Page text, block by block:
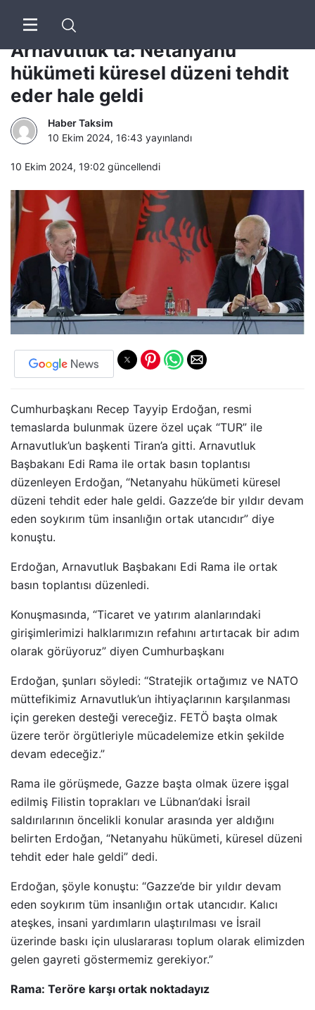
Cumhurbaşkanı Erdoğan
Arnavutluk’ta: Netanyahu
hükümeti küresel düzeni tehdit
eder hale geldi
Haber Taksim
10 Ekim 2024, 16:43 yayınlandı
10 Ekim 2024, 19:02 güncellendi
Cumhurbaşkanı Recep Tayyip Erdoğan, resmi
temaslarda bulunmak üzere özel uçak “TUR” ile
Arnavutluk’un başkenti Tiran’a gitti. Arnavutluk
Başbakanı Edi Rama ile ortak basın toplantısı
düzenleyen Erdoğan, “Netanyahu hükümeti küresel
düzeni tehdit eder hale geldi. Gazze’de bir yıldır devam
eden soykırım tüm insanlığın ortak utancıdır” diye
konuştu.
Erdoğan, Arnavutluk Başbakanı Edi Rama ile ortak
basın toplantısı düzenledi.
Konuşmasında, “Ticaret ve yatırım alanlarındaki
girişimlerimizi halklarımızın refahını artırtacak bir adım
olarak görüyoruz” diyen Cumhurbaşkanı
Erdoğan, şunları söyledi: “Stratejik ortağımız ve NATO
müttefikimiz Arnavutluk’un ihtiyaçlarının karşılanması
için gereken desteği vereceğiz. FETÖ başta olmak
üzere terör örgütleriyle mücadelemize etkin şekilde
devam edeceğiz.”
Rama ile görüşmede, Gazze başta olmak üzere işgal
edilmiş Filistin toprakları ve Lübnan’daki İsrail
saldırılarının öncelikli konular arasında yer aldığını
belirten Erdoğan, “Netanyahu hükümeti, küresel düzeni
tehdit eder hale geldi” dedi.
Erdoğan, şöyle konuştu: “Gazze’de bir yıldır devam
eden soykırım tüm insanlığın ortak utancıdır. Kalıcı
ateşkes, insani yardımların ulaştırılması ve İsrail
üzerinde baskı için uluslararası toplum olarak elimizden
gelen gayreti göstermemiz gerekiyor.”
Rama: Teröre karşı ortak noktadayız